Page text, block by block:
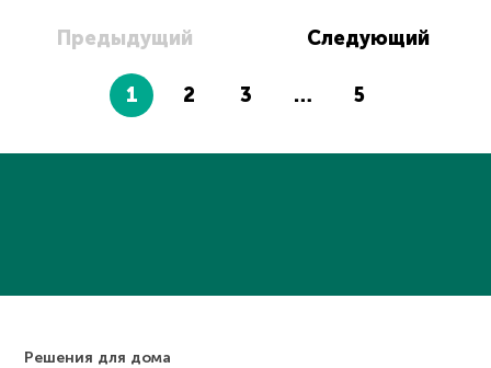
Предыдущий
1 2 3 … 5
Следующий
Решения для дома